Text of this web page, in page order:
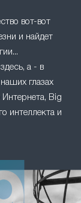
вот-вот
и найдет
а - в
глазах
Big
интеллекта и